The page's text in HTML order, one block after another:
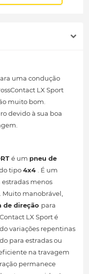
uma condução
LX Sport
muito bom.
devido à sua boa
é um pneu de
tipo4x4 . É um
estradas menos
Muito manobrável,
de direção para
LX Sport é
variações repentinas
para estradas ou
na travagem
permanece